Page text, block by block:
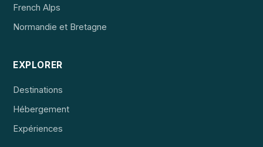
French Alps
Normandie et Bretagne
EXPLORER
Destinations
Hébergement
Expériences